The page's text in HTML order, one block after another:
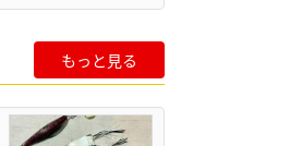
もっと見る